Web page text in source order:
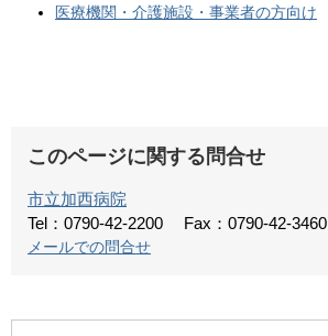
医療機関・介護施設・事業者の方向け
このページに関する問合せ
市立加西病院
Tel：0790-42-2200
Fax：0790-42-3460
メールでの問合せ